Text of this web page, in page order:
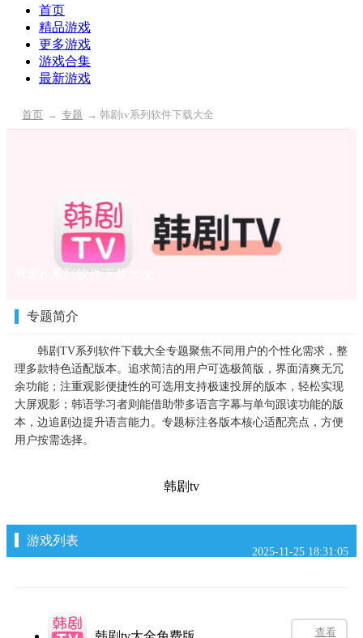
首页
精品游戏
更多游戏
游戏合集
最新游戏
首页 → 专题 → 韩剧tv系列软件下载大全
韩剧tv系列软件下载大全
专题简介
韩剧TV系列软件下载大全专题聚焦不同用户的个性化需求，整
理多款特色适配版本。追求简洁的用户可选极简版，界面清爽无冗
余功能；注重观影便捷性的可选用支持极速投屏的版本，轻松实现
大屏观影；韩语学习者则能借助带多语言字幕与单句跟读功能的版
本，边追剧边提升语言能力。专题标注各版本核心适配亮点，方便
用户按需选择。
韩剧tv
游戏列表
2025-11-25 18:31:05
查看